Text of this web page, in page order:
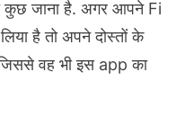
जाना है. अगर आपने Fi
है तो अपने दोस्तों के
वह भी इस app का